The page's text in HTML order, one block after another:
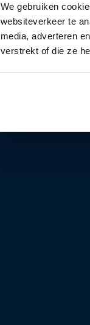
We gebruiken
websiteverkeer te
media, adverteren
verstrekt of die ze